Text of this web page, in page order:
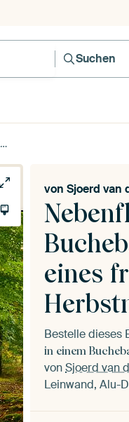
Suchen
eines
von Sjoerd van
Bestelle dieses
in einem
vonSjoerd van
Leinwand, Alu-